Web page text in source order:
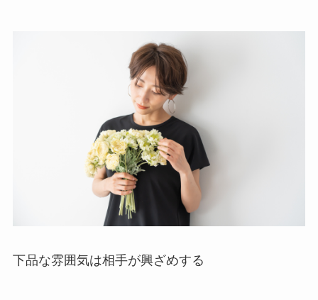
下品な雰囲気は相手が興ざめする